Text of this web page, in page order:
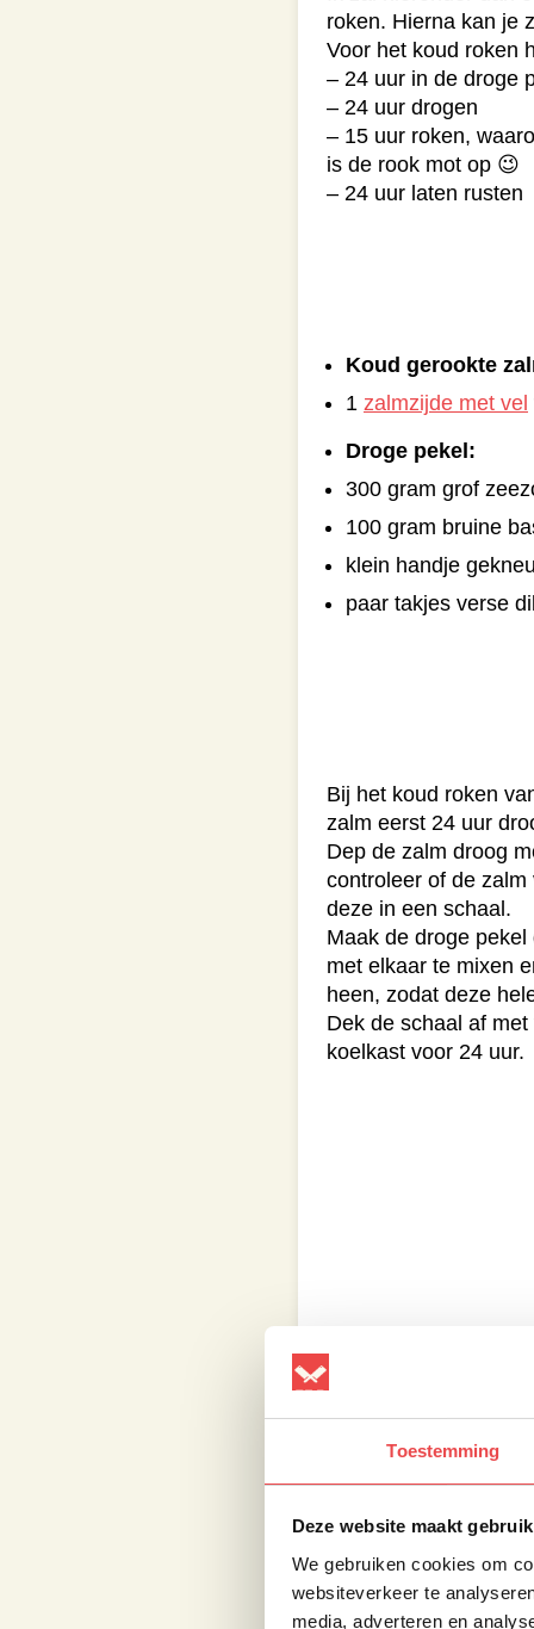
Toestemming
Deze website maakt
We gebruiken cookies om
websiteverkeer te
media, adverteren en
roken. Hierna kan je
Voor het koud roken
– 24 uur in de droge
– 24 uur drogen
– 15 uur roken,
is de rook mot op 😉
– 24 uur laten rusten
Koud gerookte
1 zalmzijde met vel
Droge pekel:
300 gram grof
100 gram bruine
klein handje
paar takjes verse
Bij het koud roken
zalm eerst 24 uur
Dep de zalm droog
controleer of de
deze in een schaal.
Maak de droge
met elkaar te mixen
heen, zodat deze
Dek de schaal af
koelkast voor 24 uur.
Maak de zalm goed
Leg de zalm nu
luchtstroming overal